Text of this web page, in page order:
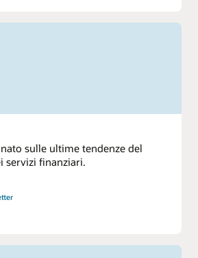
sulle ultime tendenze del
servizi finanziari.